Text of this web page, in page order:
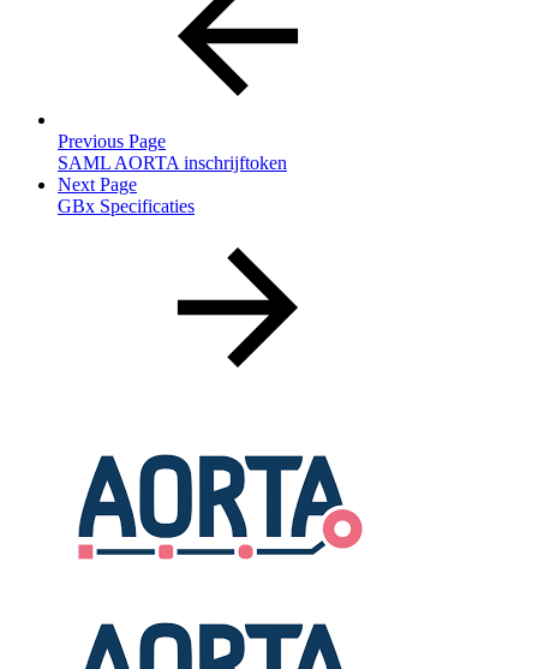
Previous Page
SAML AORTA inschrijftoken
Next Page
GBx Specificaties